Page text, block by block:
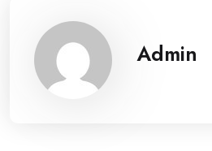
Admin